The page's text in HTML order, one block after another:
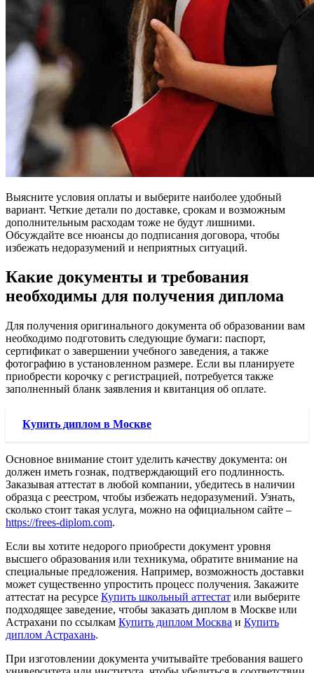
Выясните условия оплаты и выберите наиболее удобный
вариант. Четкие детали по доставке, срокам и возможным
дополнительным расходам тоже не будут лишними.
Обсуждайте все нюансы до подписания договора, чтобы
избежать недоразумений и неприятных ситуаций.
Какие документы и требования
необходимы для получения диплома
Для получения оригинального документа об образовании вам
необходимо подготовить следующие бумаги: паспорт,
сертификат о завершении учебного заведения, а также
фотографию в установленном размере. Если вы планируете
приобрести корочку с регистрацией, потребуется также
заполненный бланк заявления и квитанция об оплате.
Купить диплом в Москве
Основное внимание стоит уделить качеству документа: он
должен иметь гознак, подтверждающий его подлинность.
Заказывая аттестат в любой компании, убедитесь в наличии
образца с реестром, чтобы избежать недоразумений. Узнать,
сколько стоит такая услуга, можно на официальном сайте –
https://frees-diplom.com.
Если вы хотите недорого приобрести документ уровня
высшего образования или техникума, обратите внимание на
специальные предложения. Например, возможность доставки
может существенно упростить процесс получения. Закажите
аттестат на ресурсе Купить школьный аттестат или выберите
подходящее заведение, чтобы заказать диплом в Москве или
Астрахани по ссылкам Купить диплом Москва и Купить
диплом Астрахань.
При изготовлении документа учитывайте требования вашего